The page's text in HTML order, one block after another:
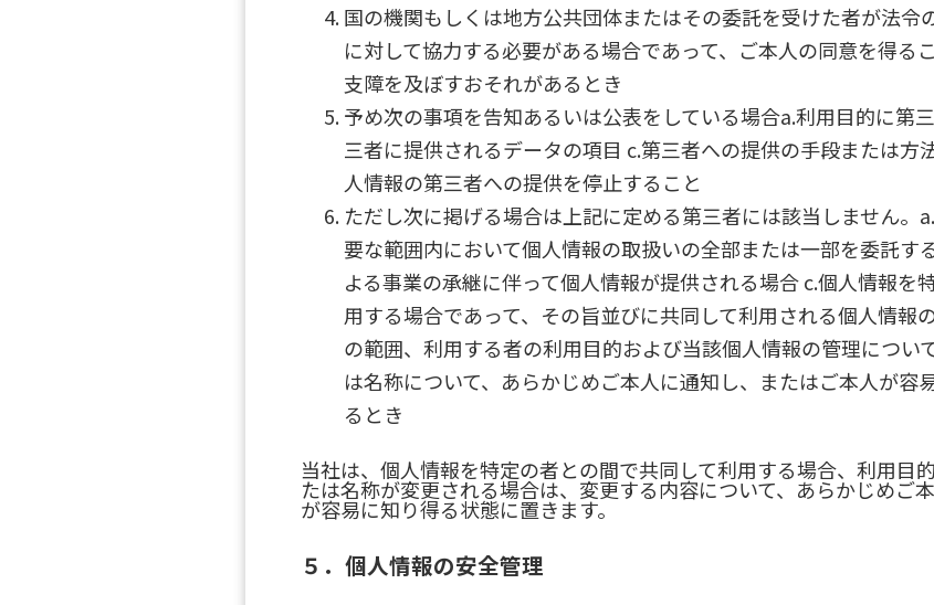
国の機関もしくは地方公共団体またはその委託を受けた者が法令
に対して協力する必要がある場合であって、ご本人の同意を得る
支障を及ぼすおそれがあるとき
予め次の事項を告知あるいは公表をしている場合a.利用目的に第
三者に提供されるデータの項目 c.第三者への提供の手段または方
人情報の第三者への提供を停止すること
ただし次に掲げる場合は上記に定める第三者には該当しません。
要な範囲内において個人情報の取扱いの全部または一部を委託す
よる事業の承継に伴って個人情報が提供される場合 c.個人情報を
用する場合であって、その旨並びに共同して利用される個人情報
の範囲、利用する者の利用目的および当該個人情報の管理につい
は名称について、あらかじめご本人に通知し、またはご本人が容
るとき
当社は、個人情報を特定の者との間で共同して利用する場合、利用目
たは名称が変更される場合は、変更する内容について、あらかじめご
が容易に知り得る状態に置きます。
５．個人情報の安全管理